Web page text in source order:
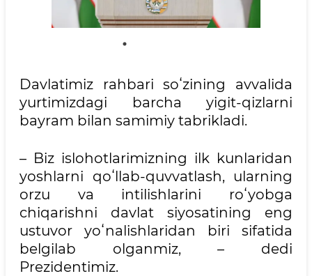
Davlatimiz rahbari soʻzining avvalida
yurtimizdagi barcha yigit-qizlarni
bayram bilan samimiy tabrikladi.
– Biz islohotlarimizning ilk kunlaridan
yoshlarni qoʻllab-quvvatlash, ularning
orzu va intilishlarini roʻyobga
chiqarishni davlat siyosatining eng
ustuvor yoʻnalishlaridan biri sifatida
belgilab olganmiz, – dedi
Prezidentimiz.